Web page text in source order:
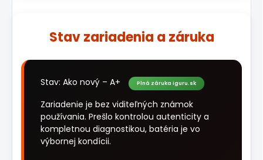
Stav zariadenia a záruka
Stav: Ako nový – A+ Plná záruka iguru.sk
Zariadenie je bez viditeľných známok
používania. Prešlo kontrolou autenticity a
kompletnou diagnostikou, batéria je vo
výbornej kondícii.